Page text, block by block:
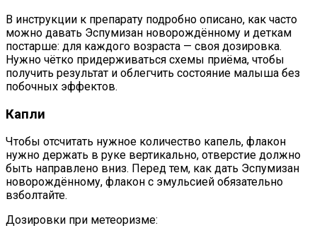
В инструкции к препарату подробно описано, как часто
можно давать Эспумизан новорождённому и деткам
постарше: для каждого возраста — своя дозировка.
Нужно чётко придерживаться схемы приёма, чтобы
получить результат и облегчить состояние малыша без
побочных эффектов.
Капли
Чтобы отсчитать нужное количество капель, флакон
нужно держать в руке вертикально, отверстие должно
быть направлено вниз. Перед тем, как дать Эспумизан
новорождённому, флакон с эмульсией обязательно
взболтайте.
Дозировки при метеоризме: